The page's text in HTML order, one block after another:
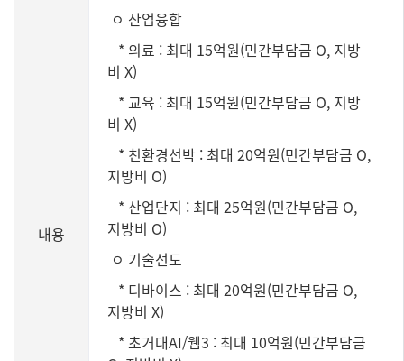
내용
ㅇ 산업융합
* 의료 : 최대 15억원(민간부담금 O, 지방
비 X)
* 교육 : 최대 15억원(민간부담금 O, 지방
비 X)
* 친환경선박 : 최대 20억원(민간부담금 O,
지방비 O)
* 산업단지 : 최대 25억원(민간부담금 O,
지방비 O)
ㅇ 기술선도
* 디바이스 : 최대 20억원(민간부담금 O,
지방비 X)
* 초거대AI/웹3 : 최대 10억원(민간부담금